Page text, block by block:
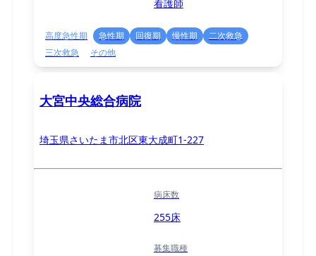
看護師
高度急性期 急性期 回復期 慢性期
二次救急
三次救急
その他
大宮中央総合病院
埼玉県さいたま市北区東大成町1-227
病床数
255床
募集職種